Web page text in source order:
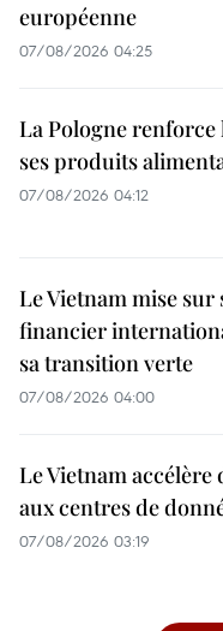
européenne
07/08/2026 04:25
La Pologne
ses produits
07/08/2026 04:12
Le Vietnam mise sur
financier
sa transition verte
07/08/2026 04:00
Le Vietnam accélère
aux centres de
07/08/2026 03:19